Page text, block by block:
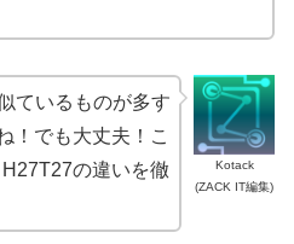
Kotack
(ZACK IT編集)
ているものが多す
！でも大丈夫！こ
の違いを徹